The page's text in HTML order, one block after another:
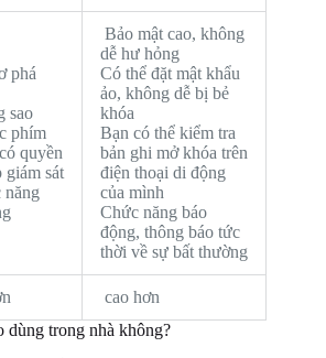
phá
sao
phím
quyền
giám sát
năng
Bảo mật cao, không
dễ hư hỏng
Có thể đặt mật khẩu
ảo, không dễ bị bẻ
khóa
Bạn có thể kiểm tra
bản ghi mở khóa trên
điện thoại di động
của mình
Chức năng báo
động, thông báo tức
thời về sự bất thường
cao hơn
dùng trong nhà không?